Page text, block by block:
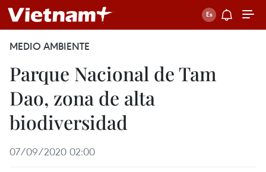
MEDIO AMBIENTE
Parque Nacional de Tam
Dao, zona de alta
biodiversidad
07/09/2020 02:00